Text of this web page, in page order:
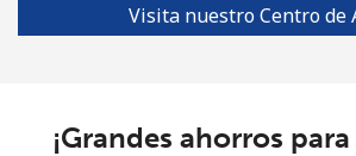
Visita nuestro Centro de
¡Grandes ahorros